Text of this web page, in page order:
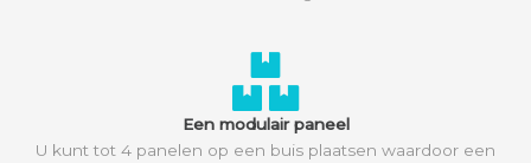
Een modulair paneel
U kunt tot 4 panelen op een buis plaatsen waardoor een